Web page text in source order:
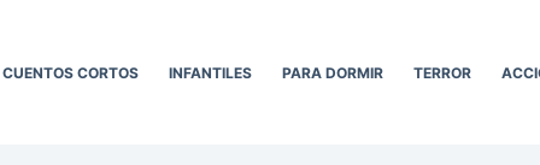
CUENTOS CORTOS INFANTILES PARA DORMIR TERROR